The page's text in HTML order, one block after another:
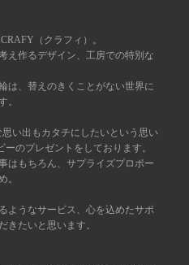
（クラフィ）。
え作るデザイン、工房での特別な
は、替えのきくことがない世界に
。
い出もカタチにしたいという思い
のプレゼントをしております。
はもちろん、サプライズプロポー
。
ようなサービス、心を込めたサポ
きたいと思います。
来店ご予約
来店ご予約
ご予約